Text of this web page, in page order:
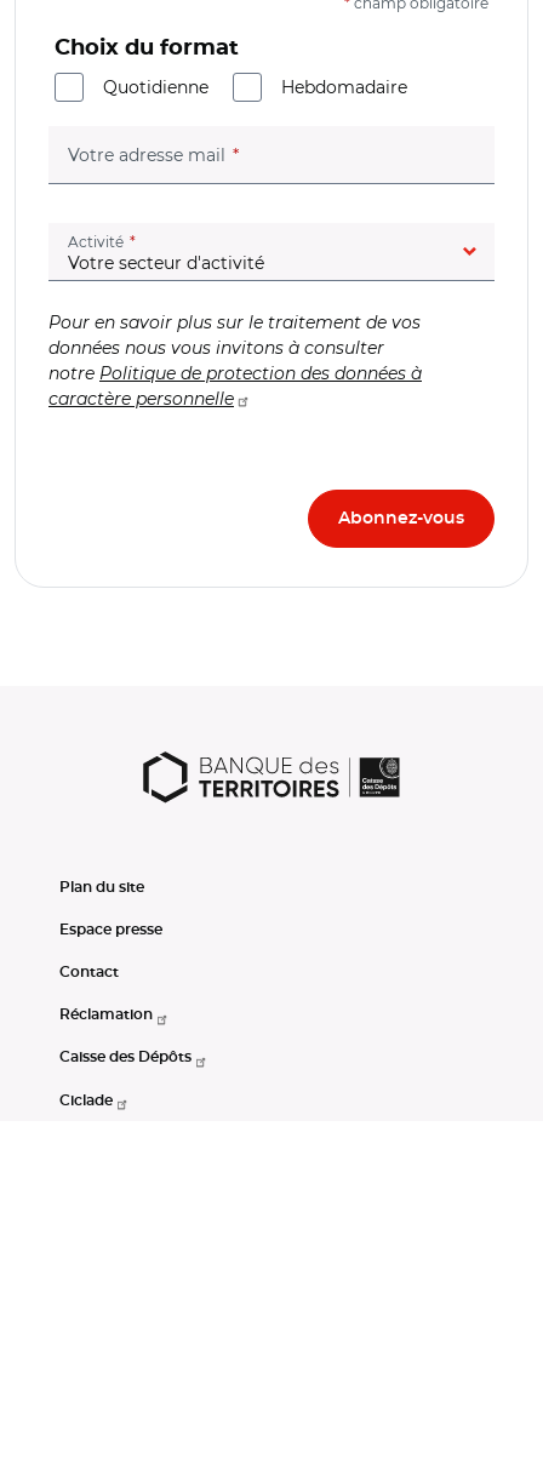
Choix du format
Quotidienne
Hebdomadaire
Votre adresse mail (champ obligatoire)
Activité (champ obligatoire)
Pour en savoir plus sur le traitement de vos
données nous vous invitons à consulter
notre Politique de protection des données à
caractère personnelle
Plan du site
Espace presse
Contact
Réclamation
Caisse des Dépôts
Ciclade